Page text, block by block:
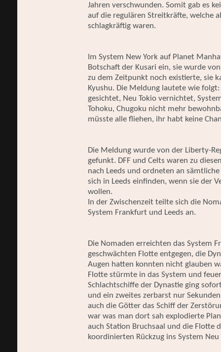
Jahren verschwunden. Somit gab es
auf die regulären Streitkräfte, welche
schlagkräftig waren.
Im System New York auf Planet
Botschaft der Kusari ein, sie wurde
zu dem Zeitpunkt noch existierte, sie
Kyushu. Die Meldung lautete wie
gesichtet, Neu Tokio vernichtet,
Tohoku, Chugoku nicht mehr
müsste alle fliehen, ihr habt keine
Die Meldung wurde von der Liberty-
gefunkt. DFF und Celts waren zu
nach Leeds und ordneten an
sich in Leeds einfinden, wenn sie der
wollen.
In der Zwischenzeit teilte sich die
System Frankfurt und Leeds an.
Die Nomaden erreichten das System
geschwächten Flotte entgegen, die
Augen hatten konnten nicht glauben
Flotte stürmte in das System und
Schlachtschiffe der Dynastie ging
und ein zweites zerbarst nur
auch die Götter das Schiff der
war was man dort sah explodierte
auch Station Bruchsaal und die Flotte
koordinierten Rückzug ins System Neu